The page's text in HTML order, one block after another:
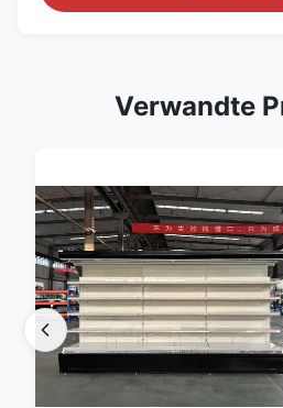
Verwandte